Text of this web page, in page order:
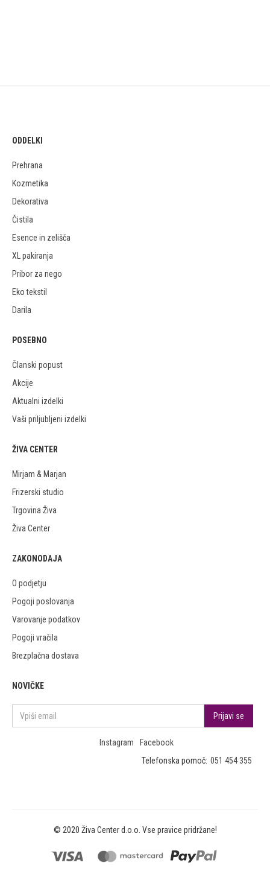
ODDELKI
Prehrana
Kozmetika
Dekorativa
Čistila
Esence in zelišča
XL pakiranja
Pribor za nego
Eko tekstil
Darila
POSEBNO
Članski popust
Akcije
Aktualni izdelki
Vaši priljubljeni izdelki
ŽIVA CENTER
Mirjam & Marjan
Frizerski studio
Trgovina Živa
Živa Center
ZAKONODAJA
O podjetju
Pogoji poslovanja
Varovanje podatkov
Pogoji vračila
Brezplačna dostava
NOVIČKE
Instagram
Facebook
Telefonska pomoč: 051 454 355
© 2020 Živa Center d.o.o. Vse pravice pridržane!